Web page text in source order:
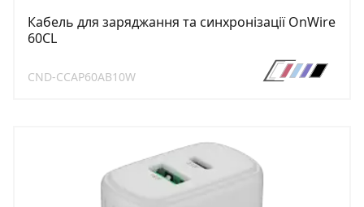
Кабель для заряджання та синхронізації OnWire
60CL
CND-CCAP60AB10W